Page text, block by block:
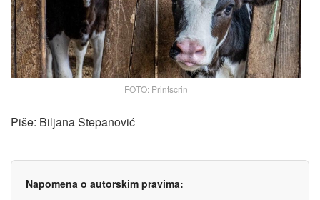
FOTO: Printscrin
Piše: Biljana Stepanović
Napomena o autorskim pravima: